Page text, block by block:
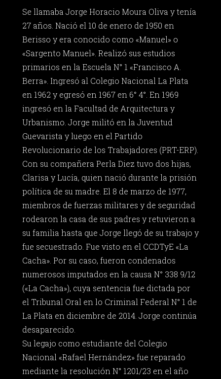
Se llamaba Jorge Horacio Moura Oliva y tenía
27 años. Nació el 10 de enero de 1950 en
Berisso y era conocido como «Manuel» o
«Sargento Manuel». Realizó sus estudios
primarios en la Escuela N° 1 «Francisco A.
Berra». Ingresó al Colegio Nacional La Plata
en 1962 y egresó en 1967 en 6° 4°. En 1969
ingresó en la Facultad de Arquitectura y
Urbanismo. Jorge militó en la Juventud
Guevarista y luego en el Partido
Revolucionario de los Trabajadores (PRT-ERP).
Con su compañera Perla Diez tuvo dos hijas,
Clarisa y Lucía, quien nació durante la prisión
política de su madre. El 8 de marzo de 1977,
miembros de fuerzas militares y de seguridad
rodearon la casa de sus padres y retuvieron a
su familia hasta que Jorge llegó de su trabajo y
fue secuestrado. Fue visto en el CCDTyE «La
Cacha». Por su caso, fueron condenados
numerosos imputados en la causa N° 338 9/12
(«La Cacha»), cuya sentencia fue dictada por
el Tribunal Oral en lo Criminal Federal N° 1 de
La Plata en diciembre de 2014. Jorge continúa
desaparecido.
Su legajo como estudiante del Colegio
Nacional «Rafael Hernández» fue reparado
mediante la resolución N° 1201/23 en el año